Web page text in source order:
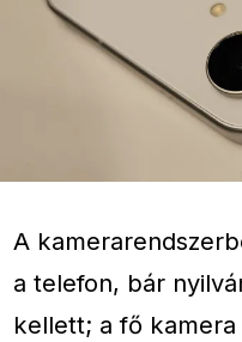
A
a telefon, bár
kellett; a fő